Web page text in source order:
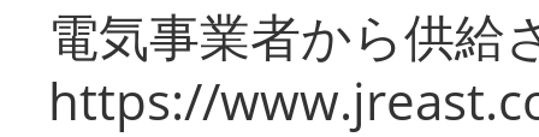
電気事業者から供給
https://